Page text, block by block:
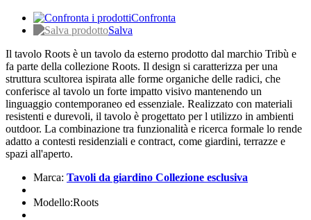
Confronta
Salva
Il tavolo Roots è un tavolo da esterno prodotto dal marchio Tribù e
fa parte della collezione Roots. Il design si caratterizza per una
struttura scultorea ispirata alle forme organiche delle radici, che
conferisce al tavolo un forte impatto visivo mantenendo un
linguaggio contemporaneo ed essenziale. Realizzato con materiali
resistenti e durevoli, il tavolo è progettato per l utilizzo in ambienti
outdoor. La combinazione tra funzionalità e ricerca formale lo rende
adatto a contesti residenziali e contract, come giardini, terrazze e
spazi all'aperto.
Marca: Tavoli da giardino Collezione esclusiva
Modello:Roots